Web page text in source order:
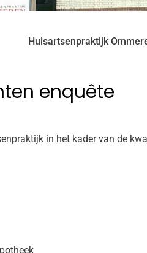
Huisartsenpraktijk
enquête
in het kader van de